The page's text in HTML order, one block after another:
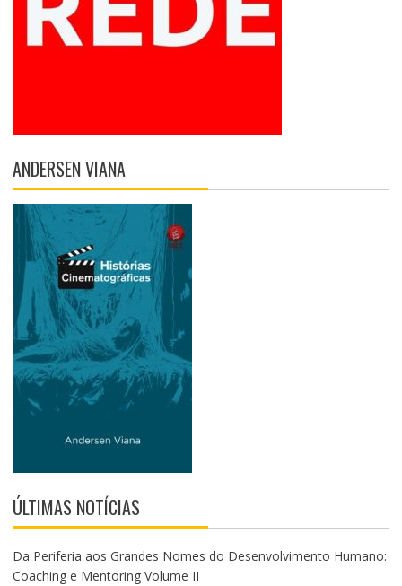
ANDERSEN VIANA
ÚLTIMAS NOTÍCIAS
Da Periferia aos Grandes Nomes do Desenvolvimento Humano:
Coaching e Mentoring Volume II